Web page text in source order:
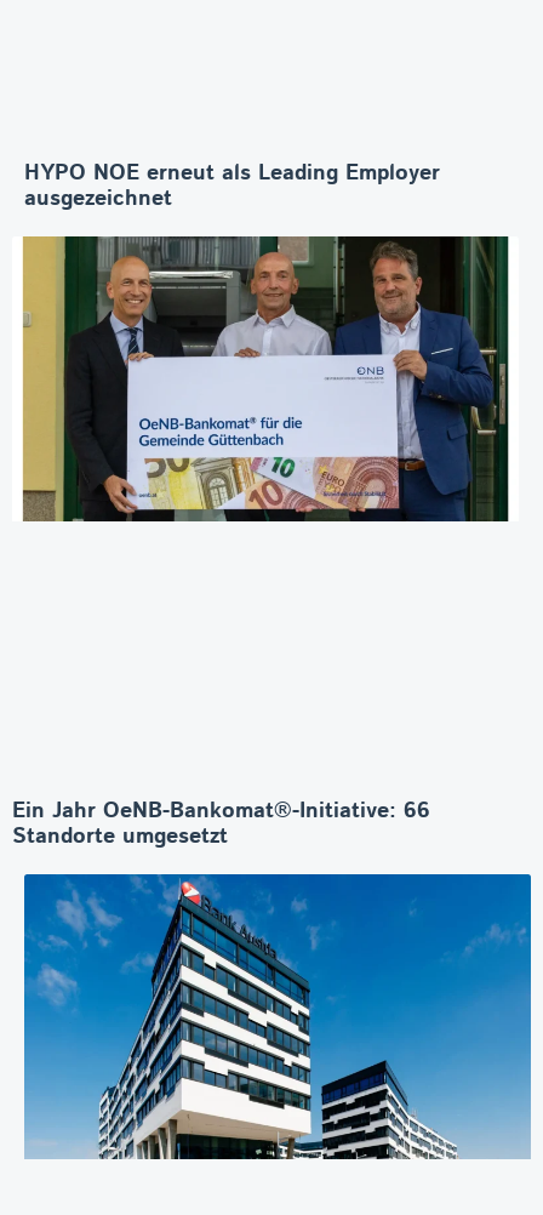
HYPO NOE erneut als Leading Employer
ausgezeichnet
Ein Jahr OeNB-Bankomat®-Initiative: 66
Standorte umgesetzt